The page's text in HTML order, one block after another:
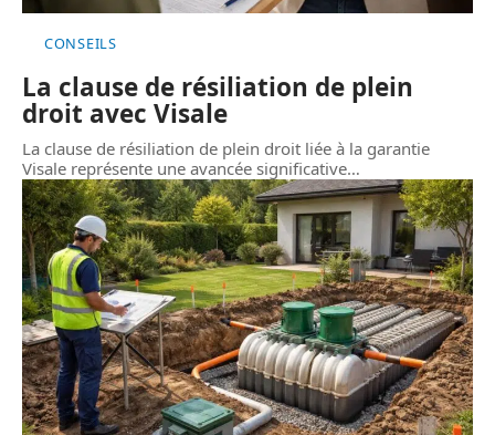
CONSEILS
La clause de résiliation de plein
droit avec Visale
La clause de résiliation de plein droit liée à la garantie
Visale représente une avancée significative…